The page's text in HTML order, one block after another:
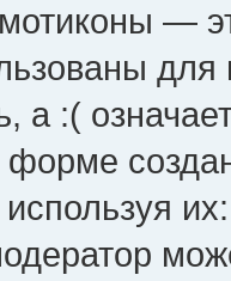
—
а :(
форме